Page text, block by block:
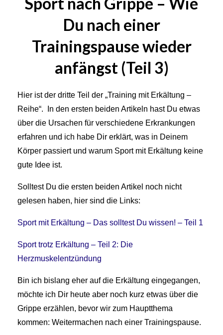
Du nach einer
Trainingspause wieder
anfängst (Teil 3)
Hier ist der dritte Teil der „Training mit Erkältung –
Reihe“. In den ersten beiden Artikeln hast Du etwas
über die Ursachen für verschiedene Erkrankungen
erfahren und ich habe Dir erklärt, was in Deinem
Körper passiert und warum Sport mit Erkältung keine
gute Idee ist.
Solltest Du die ersten beiden Artikel noch nicht
gelesen haben, hier sind die Links:
Sport mit Erkältung – Das solltest Du wissen! – Teil 1
Sport trotz Erkältung – Teil 2: Die
Herzmuskelentzündung
Bin ich bislang eher auf die Erkältung eingegangen,
möchte ich Dir heute aber noch kurz etwas über die
Grippe erzählen, bevor wir zum Hauptthema
kommen: Weitermachen nach einer Trainingspause.